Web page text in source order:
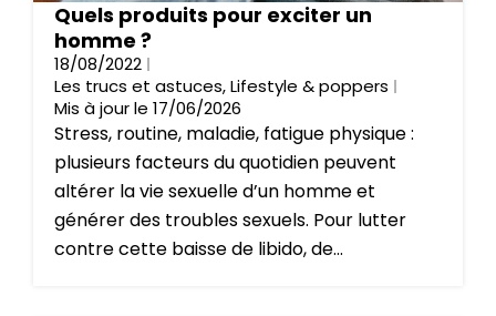
Quels produits pour exciter un
homme ?
18/08/2022
Les trucs et astuces,Lifestyle & poppers
Mis à jour le 17/06/2026
Stress, routine, maladie, fatigue physique :
plusieurs facteurs du quotidien peuvent
altérer la vie sexuelle d’un homme et
générer des troubles sexuels. Pour lutter
contre cette baisse de libido, de...